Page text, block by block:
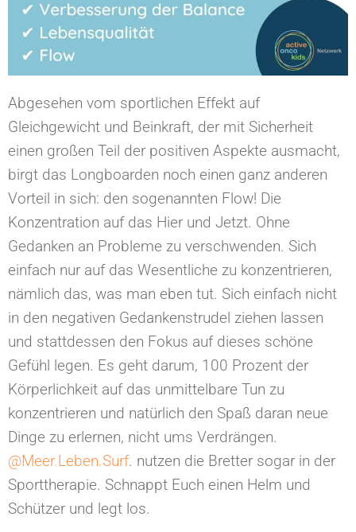
Abgesehen vom sportlichen Effekt auf
Gleichgewicht und Beinkraft, der mit Sicherheit
einen großen Teil der positiven Aspekte ausmacht,
birgt das Longboarden noch einen ganz anderen
Vorteil in sich: den sogenannten Flow! Die
Konzentration auf das Hier und Jetzt. Ohne
Gedanken an Probleme zu verschwenden. Sich
einfach nur auf das Wesentliche zu konzentrieren,
nämlich das, was man eben tut. Sich einfach nicht
in den negativen Gedankenstrudel ziehen lassen
und stattdessen den Fokus auf dieses schöne
Gefühl legen. Es geht darum, 100 Prozent der
Körperlichkeit auf das unmittelbare Tun zu
konzentrieren und natürlich den Spaß daran neue
Dinge zu erlernen, nicht ums Verdrängen.
@Meer.Leben.Surf. nutzen die Bretter sogar in der
Sporttherapie. Schnappt Euch einen Helm und
Schützer und legt los.